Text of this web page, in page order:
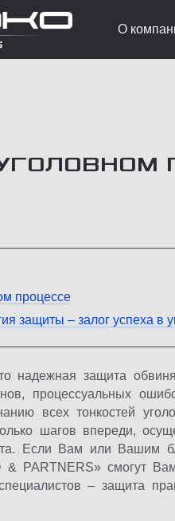
О
процессе
защиты – залог успеха в
надежная защита
процессуальных
всех тонкостей
шагов впереди,
Если Вам или Вашим
& PARTNERS» смогут
– защита